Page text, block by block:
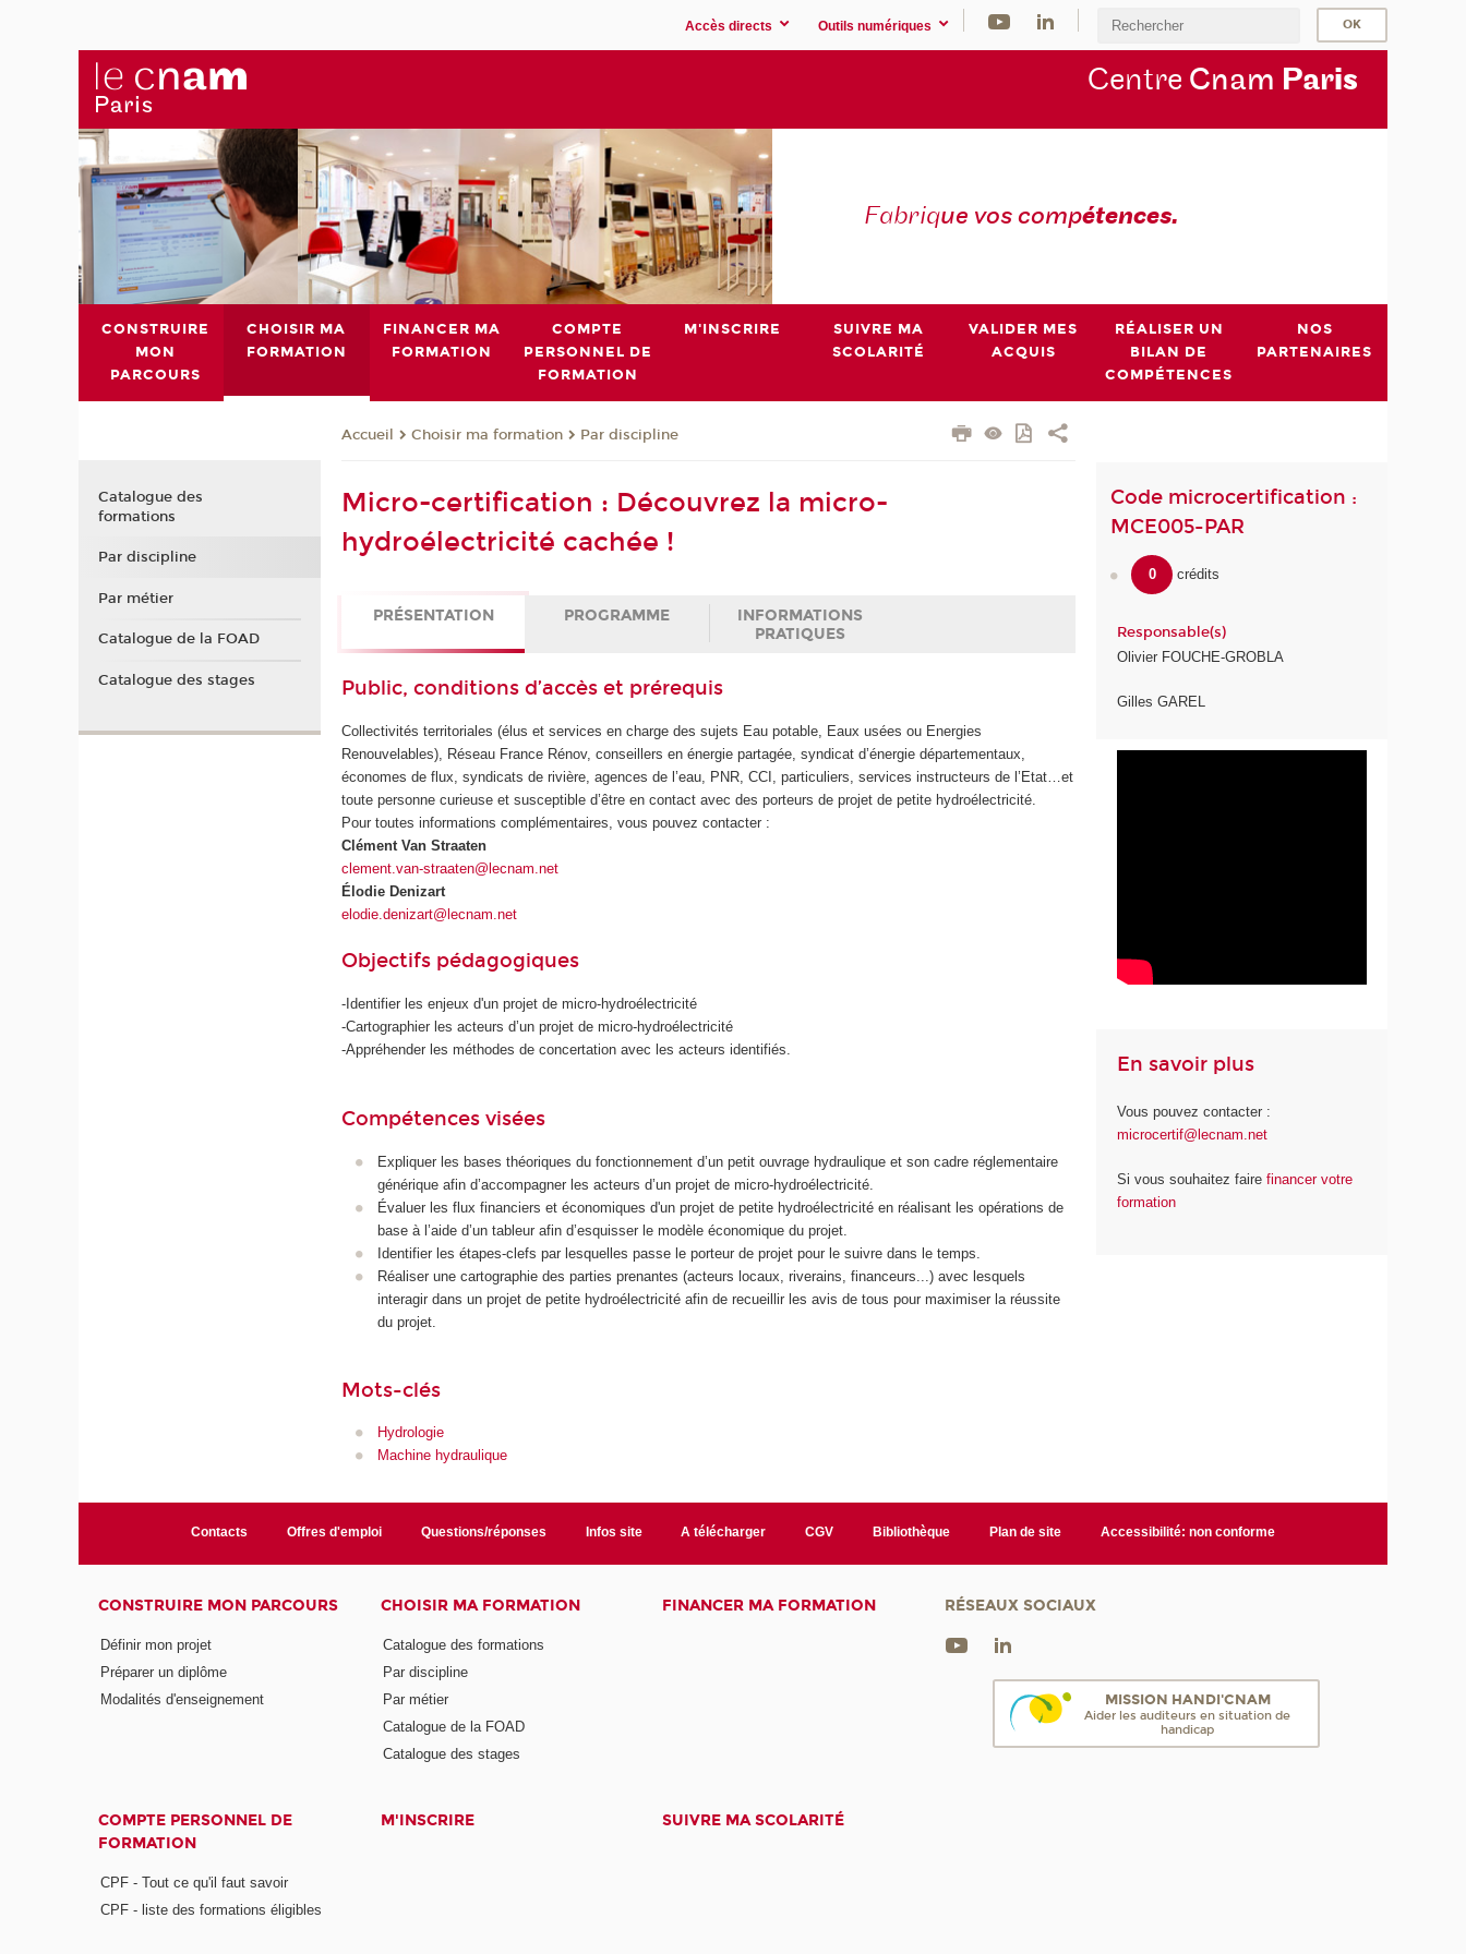
Accès directs Outils numériques
Centre Cnam Paris
Fabrique vos compétences.
CONSTRUIRE
MON
PARCOURS
CHOISIR MA
FORMATION
FINANCER MA
FORMATION
COMPTE
PERSONNEL DE
FORMATION
M'INSCRIRE
SUIVRE MA
SCOLARITÉ
VALIDER MES
ACQUIS
RÉALISER UN
BILAN DE
COMPÉTENCES
NOS
PARTENAIRES
Accueil Choisir ma formation Par discipline
Micro-certification : Découvrez la micro-
hydroélectricité cachée !
PRÉSENTATION PROGRAMME
INFORMATIONS
PRATIQUES
Public, conditions d’accès et prérequis
Collectivités territoriales (élus et services en charge des sujets Eau potable, Eaux usées ou Energies
Renouvelables), Réseau France Rénov, conseillers en énergie partagée, syndicat d’énergie départementaux,
économes de flux, syndicats de rivière, agences de l’eau, PNR, CCI, particuliers, services instructeurs de l’Etat…et
toute personne curieuse et susceptible d’être en contact avec des porteurs de projet de petite hydroélectricité.
Pour toutes informations complémentaires, vous pouvez contacter :
Clément Van Straaten
clement.van-straaten@lecnam.net
Élodie Denizart
elodie.denizart@lecnam.net
Objectifs pédagogiques
-Identifier les enjeux d'un projet de micro-hydroélectricité
-Cartographier les acteurs d’un projet de micro-hydroélectricité
-Appréhender les méthodes de concertation avec les acteurs identifiés.
Compétences visées
Expliquer les bases théoriques du fonctionnement d’un petit ouvrage hydraulique et son cadre réglementaire
générique afin d’accompagner les acteurs d’un projet de micro-hydroélectricité.
Évaluer les flux financiers et économiques d'un projet de petite hydroélectricité en réalisant les opérations de
base à l’aide d’un tableur afin d’esquisser le modèle économique du projet.
Identifier les étapes-clefs par lesquelles passe le porteur de projet pour le suivre dans le temps.
Réaliser une cartographie des parties prenantes (acteurs locaux, riverains, financeurs...) avec lesquels
interagir dans un projet de petite hydroélectricité afin de recueillir les avis de tous pour maximiser la réussite
du projet.
Mots-clés
Hydrologie
Machine hydraulique
Code microcertification :
MCE005-PAR
0 crédits
Responsable(s)
Olivier FOUCHE-GROBLA
Gilles GAREL
En savoir plus
Vous pouvez contacter :
microcertif@lecnam.net
Si vous souhaitez fairefinancer votre
formation
Catalogue des
formations
Par discipline
Par métier
Catalogue de la FOAD
Catalogue des stages
Contacts Offres d'emploi Questions/réponses Infos site A télécharger CGV Bibliothèque Plan de site Accessibilité: non conforme
CONSTRUIRE MON PARCOURS
Définir mon projet
Préparer un diplôme
Modalités d'enseignement
CHOISIR MA FORMATION
Catalogue des formations
Par discipline
Par métier
Catalogue de la FOAD
Catalogue des stages
FINANCER MA FORMATION
COMPTE PERSONNEL DE
FORMATION
CPF - Tout ce qu'il faut savoir
CPF - liste des formations éligibles
M'INSCRIRE SUIVRE MA SCOLARITÉ
RÉSEAUX SOCIAUX
MISSION HANDI'CNAM
Aider les auditeurs en situation de
handicap